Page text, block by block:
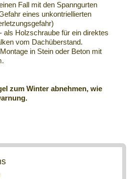
Fall mit den Spanngurten
eines unkontriellierten
- als Holzschraube für ein direktes
vom Dachüberstand.
in Stein oder Beton mit
zum Winter abnehmen, wie